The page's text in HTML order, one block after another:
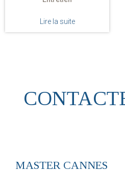
Lire la suite
MASTER CANNES